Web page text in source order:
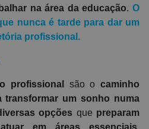
na área da educação. O
nunca é tarde para dar um
profissional.
profissional são ocaminho
transformar um sonho numa
opções que preparam
em áreas essenciais,